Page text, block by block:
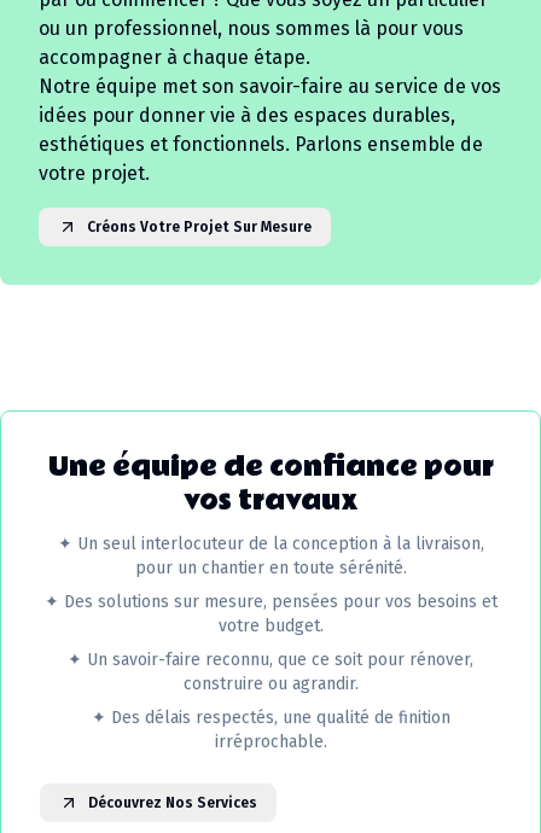
ou un professionnel, nous sommes là pour vous
accompagner à chaque étape.
Notre équipe met son savoir-faire au service de vos
idées pour donner vie à des espaces durables,
esthétiques et fonctionnels. Parlons ensemble de
votre projet.
Créons Votre Projet Sur Mesure
Une équipe de confiance pour
vos travaux
✦ Un seul interlocuteur de la conception à la livraison,
pour un chantier en toute sérénité.
✦ Des solutions sur mesure, pensées pour vos besoins et
votre budget.
✦ Un savoir-faire reconnu, que ce soit pour rénover,
construire ou agrandir.
✦ Des délais respectés, une qualité de finition
irréprochable.
Découvrez Nos Services